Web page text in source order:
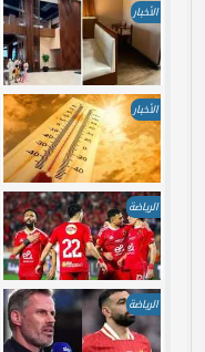
الأخبار
الأخبار
الرياضة
الرياضة